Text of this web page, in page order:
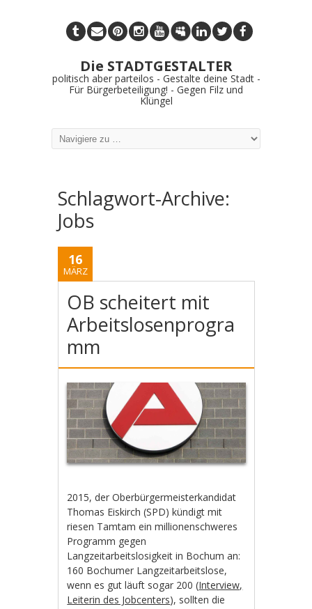
Die STADTGESTALTER
politisch aber parteilos - Gestalte deine Stadt -
Für Bürgerbeteiligung! - Gegen Filz und
Klüngel
Schlagwort-Archive:
Jobs
16
MÄRZ
OB scheitert mit
Arbeitslosenprogra
mm
2015, der Oberbürgermeisterkandidat
Thomas Eiskirch (SPD) kündigt mit
riesen Tamtam ein millionenschweres
Programm gegen
Langzeitarbeitslosigkeit in Bochum an:
160 Bochumer Langzeitarbeitslose,
wenn es gut läuft sogar 200 (Interview,
Leiterin des Jobcenters), sollten die